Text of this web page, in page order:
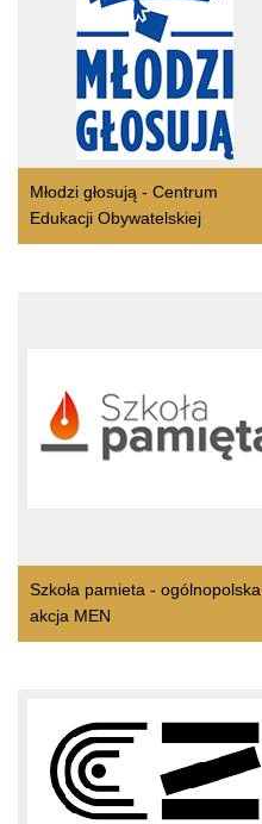
Młodzi głosują - Centrum
Edukacji Obywatelskiej
Szkoła pamieta - ogólnopolska
akcja MEN